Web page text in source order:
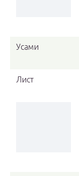
Усами
Лист